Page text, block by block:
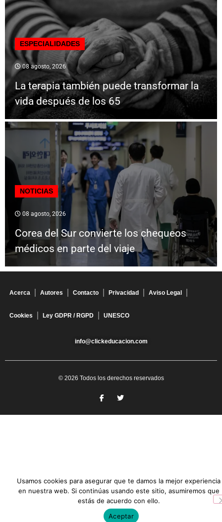
ESPECIALIDADES
08 agosto, 2026
La terapia también puede transformar la
vida después de los 65
NOTICIAS
08 agosto, 2026
Corea del Sur convierte los chequeos
médicos en parte del viaje
Acerca Autores Contacto Privacidad Aviso Legal
Cookies Ley GDPR / RGPD UNESCO
info@clickeducacion.com
© 2026 Todos los derechos reservados
Usamos cookies para asegurar que te damos la mejor experiencia
en nuestra web. Si continúas usando este sitio, asumiremos que
estás de acuerdo con ello.
Aceptar